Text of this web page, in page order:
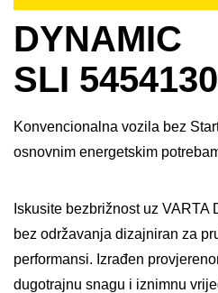
DYNAMIC
SLI
Konvencionalna vozila bez
osnovnim energetskim
Iskusite bezbrižnost uz VARTA
bez održavanja dizajniran za
performansi. Izrađen
dugotrajnu snagu i iznimnu